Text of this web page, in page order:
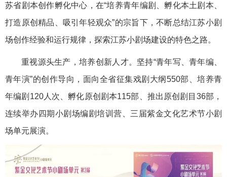
苏省剧本创作孵化中心，在“培养青年编剧、孵化本土剧本、
打造原创精品、吸引年轻观众”的宗旨下，不断总结江苏小剧
场创作经验和运行规律，探索江苏小剧场建设的特色之路。
重视源头生产，培养创新人才。坚持“青年写、青年编、
青年演”的创作导向，面向全省征集戏剧大纲550部、培养青
年编剧120人次、孵化原创剧本115部、推出原创剧目36部，
连续举办四期小剧场编剧培训营、三届紫金文化艺术节小剧
场单元展演。